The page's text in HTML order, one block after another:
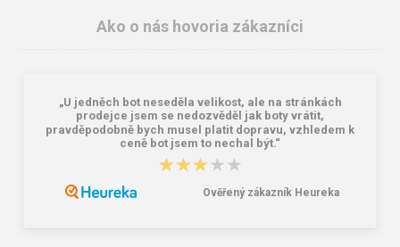
Granite 5 21747-13 Slnečné
okuliare
Bagmaster SUPERNOVA 24 A
studentský set – černobílý Černá 34
Ako o nás hovoria zákazníci
„U jedněch bot neseděla velikost, ale na stránkách
prodejce jsem se nedozvěděl jak boty vrátit,
pravděpodobně bych musel platit dopravu, vzhledem k
ceně bot jsem to nechal být.“
★★★★★
★★★★★
Ověřený zákazník Heureka